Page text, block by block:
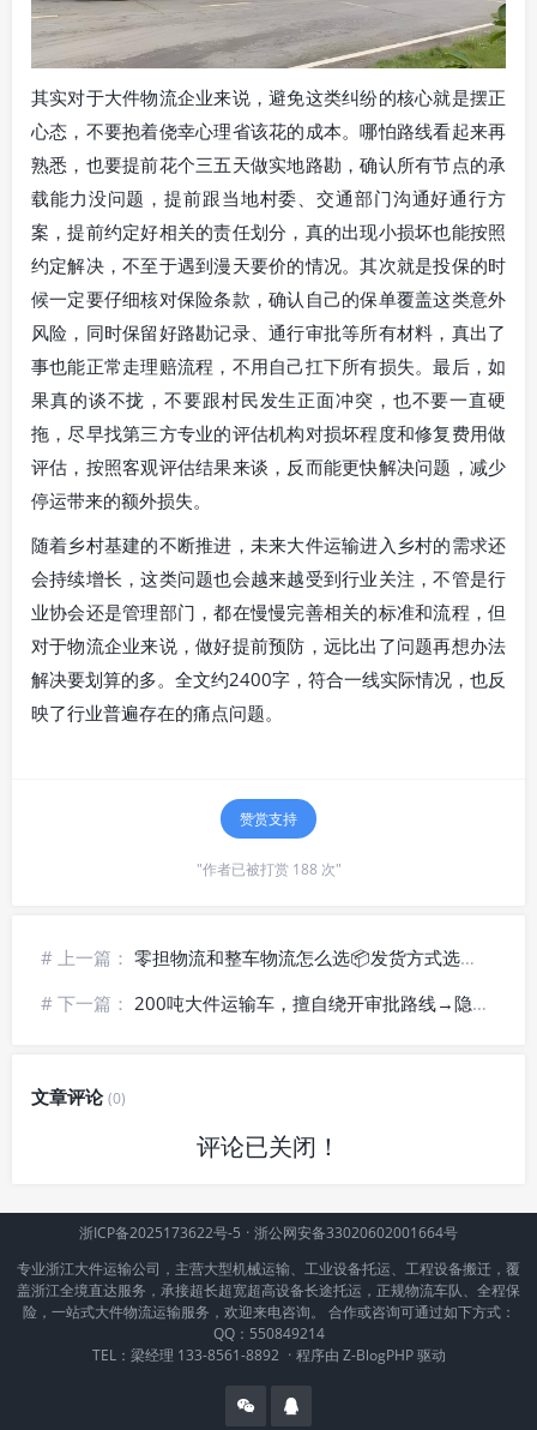
其实对于大件物流企业来说，避免这类纠纷的核心就是摆正
心态，不要抱着侥幸心理省该花的成本。哪怕路线看起来再
熟悉，也要提前花个三五天做实地路勘，确认所有节点的承
载能力没问题，提前跟当地村委、交通部门沟通好通行方
案，提前约定好相关的责任划分，真的出现小损坏也能按照
约定解决，不至于遇到漫天要价的情况。其次就是投保的时
候一定要仔细核对保险条款，确认自己的保单覆盖这类意外
风险，同时保留好路勘记录、通行审批等所有材料，真出了
事也能正常走理赔流程，不用自己扛下所有损失。最后，如
果真的谈不拢，不要跟村民发生正面冲突，也不要一直硬
拖，尽早找第三方专业的评估机构对损坏程度和修复费用做
评估，按照客观评估结果来谈，反而能更快解决问题，减少
停运带来的额外损失。
随着乡村基建的不断推进，未来大件运输进入乡村的需求还
会持续增长，这类问题也会越来越受到行业关注，不管是行
业协会还是管理部门，都在慢慢完善相关的标准和流程，但
对于物流企业来说，做好提前预防，远比出了问题再想办法
解决要划算的多。全文约2400字，符合一线实际情况，也反
映了行业普遍存在的痛点问题。
赞赏支持
"作者已被打赏 188 次"
# 上一篇： 零担物流和整车物流怎么选📦发货方式选择疑问
# 下一篇： 200吨大件运输车，擅自绕开审批路线→隐患重重
文章评论(0)
评论已关闭！
浙ICP备2025173622号-5 · 浙公网安备33020602001664号
专业浙江大件运输公司，主营大型机械运输、工业设备托运、工程设备搬迁，覆
盖浙江全境直达服务，承接超长超宽超高设备长途托运，正规物流车队、全程保
险，一站式大件物流运输服务，欢迎来电咨询。 合作或咨询可通过如下方式：
QQ：550849214
TEL：梁经理 133-8561-8892 · 程序由 Z-BlogPHP驱动